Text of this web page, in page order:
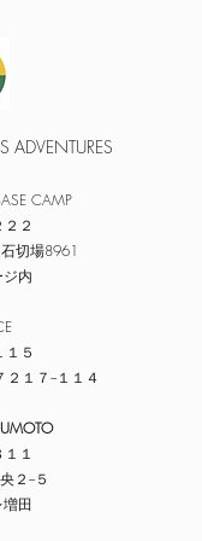
ADVENTURES
CAMP
２
切場8961
内
１５
１７−１１４
１
２−５
田